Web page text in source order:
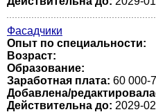
Фасадчики
Опыт по специальности:
Возраст:
Образование:
Заработная плата: 60 000-
Добавлена/
Действительна до: 2029-